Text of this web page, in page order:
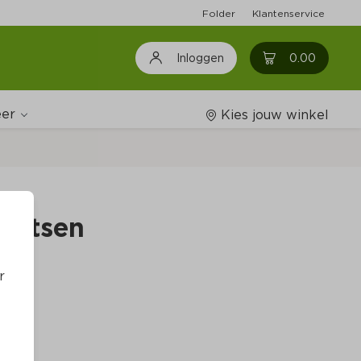
Folder Klantenservice
Inloggen 0.00 0
Wijnshop
Kies jouw winkel